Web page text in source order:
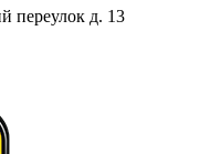
переулок д. 13